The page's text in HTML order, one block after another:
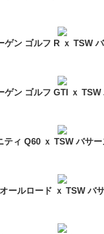
ティ Q60 ｘ TSW バサ
ールロード ｘ TSW バ